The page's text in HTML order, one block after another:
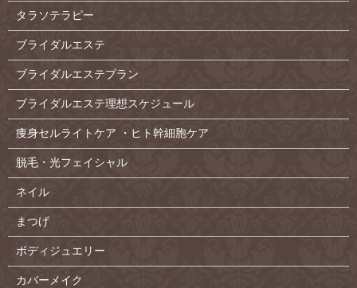
タラソテラピー
ブライダルエステ
ブライダルエステプラン
ブライダルエステ理想スケジュール
痩身セルライトケア ・ヒト幹細胞ケア
脱毛・光フェイシャル
ネイル
まつげ
ボディジュエリー
カバーメイク